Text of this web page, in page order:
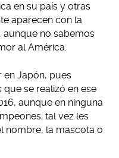
en su país y otras
aparecen con la
no sabemos
al América.
en Japón, pues
se realizó en ese
aunque en ninguna
tal vez les
nombre, la mascota o